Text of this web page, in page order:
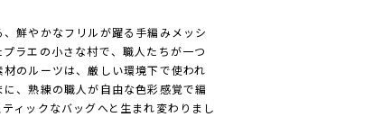
鮮やかなフリルが躍る手編みメッシ
ラエの小さな村で、職人たちが一つ
のルーツは、厳しい環境下で使われ
、熟練の職人が自由な色彩感覚で編
ィックなバッグへと生まれ変わりまし